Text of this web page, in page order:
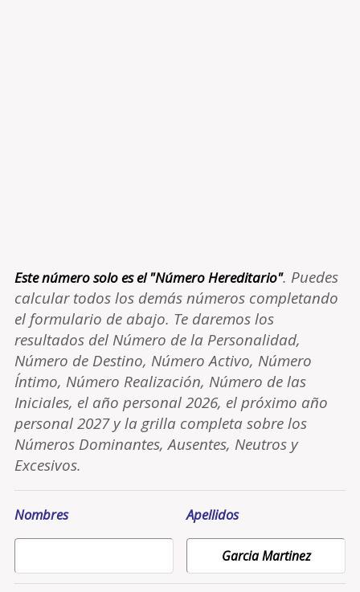
Este número solo es el "Número Hereditario". Puedes
calcular todos los demás números completando
el formulario de abajo. Te daremos los
resultados del Número de la Personalidad,
Número de Destino, Número Activo, Número
Íntimo, Número Realización, Número de las
Iniciales, el año personal 2026, el próximo año
personal 2027 y la grilla completa sobre los
Números Dominantes, Ausentes, Neutros y
Excesivos.
Nombres Apellidos